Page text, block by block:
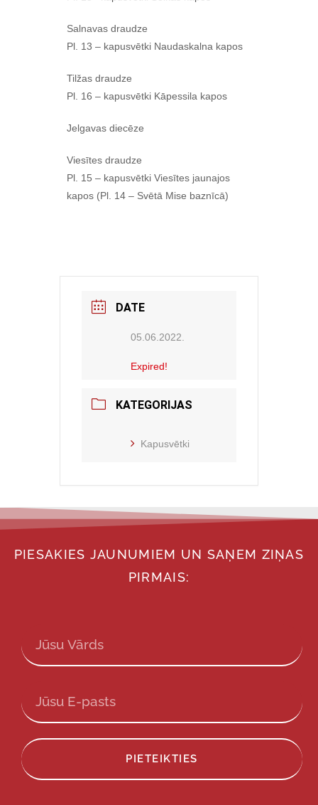
Salnavas draudze
Pl. 13 – kapusvētki Naudaskalna kapos
Tilžas draudze
Pl. 16 – kapusvētki Kāpessila kapos
Jelgavas diecēze
Viesītes draudze
Pl. 15 – kapusvētki Viesītes jaunajos
kapos (Pl. 14 – Svētā Mise baznīcā)
DATE
05.06.2022.
Expired!
KATEGORIJAS
Kapusvētki
PIESAKIES JAUNUMIEM UN SAŅEM ZIŅAS
PIRMAIS:
PIETEIKTIES